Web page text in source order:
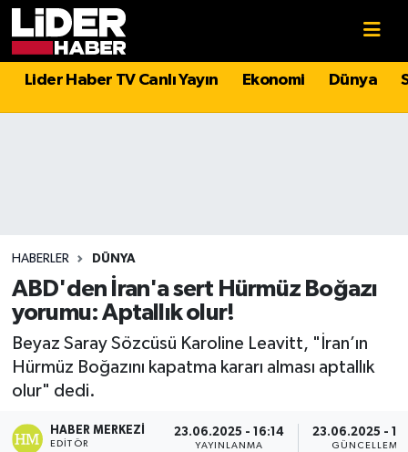
Lider Haber TV Canlı Yayın Ekonomi Dünya
HABERLER DÜNYA
ABD'den İran'a sert Hürmüz Boğazı
yorumu: Aptallık olur!
Beyaz Saray Sözcüsü Karoline Leavitt, "İran’ın
Hürmüz Boğazını kapatma kararı alması aptallık
olur" dedi.
HABER MERKEZI
EDITÖR
23.06.2025 - 16:14
YAYINLANMA
23.06.2025 -
GÜNCELLEME
Politika
Magazin
Spor
Sağlık
Teknoloji
Turizm
Hava Durumu
Süper Lig Puan Durumu ve Fikstür
Tüm Manşetler
Son Dakika Haberleri
Haber Arşivi